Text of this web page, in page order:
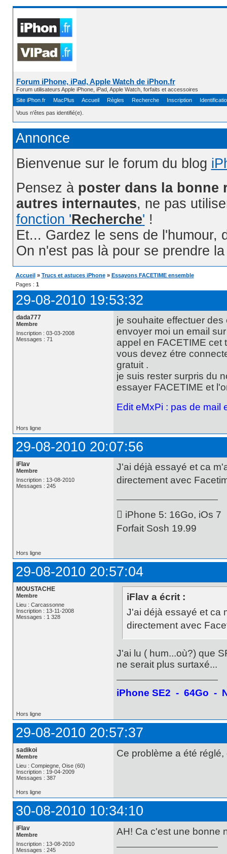
Forum iPhone, iPad, Apple Watch de iPhon.fr
Forum utilisateurs Apple iPhone, iPad, Apple Watch, forfaits et accessoires
Site iPhon.fr
MacPlus Accueil Règles Recherche Inscription
Vous n'êtes pas identifié(e).
Annonce
Bienvenue sur le forum du blog
Pensez à poster dans la bonne
autres internautes, ne pas
fonction 'Recherche' !
Et... Gardez le sens de l'humour,
On n'est pas là pour se prendre
Accueil » Trucs et astuces iPhone » Essayons FACETIME ensemble
Pages : 1
29-08-2010 19:53:32
dada777
Membre
Inscription : 03-03-2008
Messages : 71
je souhaite effectuer
envoyer moi un email
appel en FACETIME cet
vous devez étre
gratuit .
je suis rester surpris du
essayer FACETIME et
Edit eMxPi : pas de mail
Hors ligne
29-08-2010 20:07:56
iFlav
Membre
Inscription : 13-08-2010
Messages : 245
J'ai déjà essayé et ca
directement avec
 iPhone 5: 16Go, iOs 7
Forfait Sosh 19.99
Hors ligne
29-08-2010 20:57:04
MOUSTACHE
Membre
Lieu : Carcassonne
Inscription : 13-11-2008
Messages : 1 328
iFlav a écrit :
J'ai déjà essayé et ca
directement avec
J'ai lu ( hum...où?) que
ne serait plus surtaxé...
iPhone SE2 - 64Go -
Hors ligne
29-08-2010 20:57:37
sadikoi
Membre
Lieu : Compiegne, Oise (60)
Inscription : 19-04-2009
Messages : 387
Ce problème a été
Hors ligne
30-08-2010 10:34:10
iFlav
Membre
Inscription : 13-08-2010
Messages : 245
AH! Ca c'est une bonne